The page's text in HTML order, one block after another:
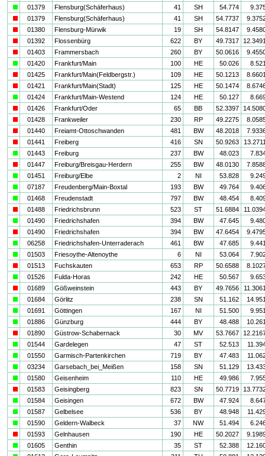
01379 Flensburg(Schäferhaus) 41 SH 54.774
01379 Flensburg(Schäferhaus) 41 SH 54.7737
01380 Flensburg-Mürwik 19 SH 54.8147
01392 Flossenbürg 622 BY 49.7317
01403 Frammersbach 260 BY 50.0616
01420 Frankfurt/Main 100 HE 50.026
01425 Frankfurt/Main(Feldbergstr.) 109 HE 50.1213
01421 Frankfurt/Main(Stadt) 125 HE 50.1474
01424 Frankfurt/Main-Westend 124 HE 50.127
01426 Frankfurt/Oder 65 BB 52.3397
01428 Frankweiler 230 RP 49.2275
01440 Freiamt-Ottoschwanden 481 BW 48.2018
01441 Freiberg 416 SN 50.9263
01443 Freiburg 237 BW 48.023
01447 Freiburg/Breisgau-Herdern 255 BW 48.0130
01451 Freiburg/Elbe 2 NI 53.828
07187 Freudenberg/Main-Boxtal 193 BW 49.764
01468 Freudenstadt 797 BW 48.454
01488 Friedrichsbrunn 523 ST 51.6884
01490 Friedrichshafen 394 BW 47.645
01490 Friedrichshafen 394 BW 47.6454
06258 Friedrichshafen-Unterraderach 461 BW 47.685
01503 Friesoythe-Altenoythe 6 NI 53.064
01513 Fuchskauten 653 RP 50.6588
01526 Fulda-Horas 242 HE 50.567
01689 Gößweinstein 443 BY 49.7656
01684 Görlitz 238 SN 51.162
01691 Göttingen 167 NI 51.500
01886 Günzburg 444 BY 48.488
01890 Güstrow-Schabernack 30 MV 53.7667
01544 Gardelegen 47 ST 52.513
01550 Garmisch-Partenkirchen 719 BY 47.483
03234 Garsebach_bei_Meißen 158 SN 51.129
01580 Geisenheim 110 HE 49.986
01583 Geisingberg 823 SN 50.7719
01584 Geisingen 672 BW 47.924
01587 Gelbelsee 536 BY 48.948
01590 Geldern-Walbeck 37 NW 51.494
01593 Gelnhausen 190 HE 50.2027
01605 Genthin 35 ST 52.388